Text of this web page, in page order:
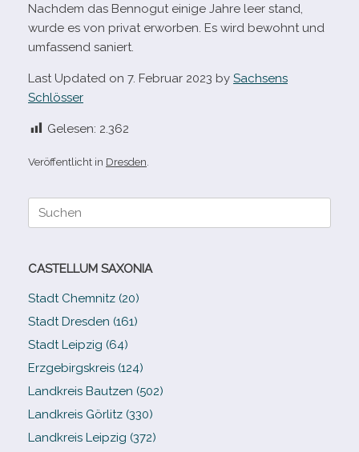
Nachdem das Bennogut einige Jahre leer stand,
wurde es von pri­vat erwor­ben. Es wird bewohnt und
umfas­send saniert.
Last Updated on 7. Februar 2023 by Sachsens
Schlösser
Gelesen: 2.362
Veröffentlicht in Dresden
Suche
CASTELLUM SAXONIA
Stadt Chemnitz (20)
Stadt Dresden (161)
Stadt Leipzig (64)
Erzgebirgskreis (124)
Landkreis Bautzen (502)
Landkreis Görlitz (330)
Landkreis Leipzig (372)